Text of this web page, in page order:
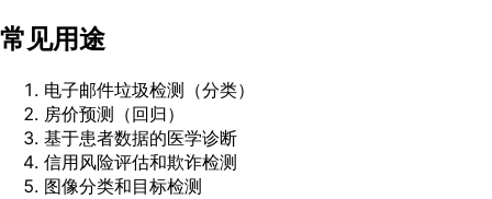
常见用途
电子邮件垃圾检测（分类）
房价预测（回归）
基于患者数据的医学诊断
信用风险评估和欺诈检测
图像分类和目标检测